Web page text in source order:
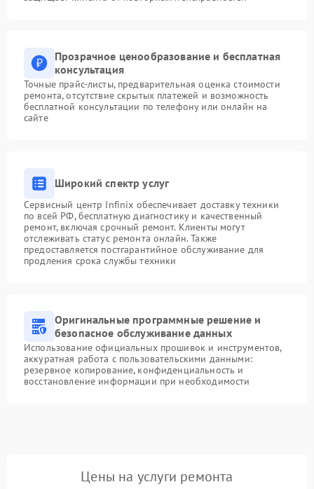
Прозрачное ценообразование и бесплатная
консультация
Точные прайс-листы, предварительная оценка стоимости
ремонта, отсутствие скрытых платежей и возможность
бесплатной консультации по телефону или онлайн на
сайте
Широкий спектр услуг
Сервисный центр Infinix обеспечивает доставку техники
по всей РФ, бесплатную диагностику и качественный
ремонт, включая срочный ремонт. Клиенты могут
отслеживать статус ремонта онлайн. Также
предоставляется постгарантийное обслуживание для
продления срока службы техники
Оригинальные программные решение и
безопасное обслуживание данных
Использование официальных прошивок и инструментов,
аккуратная работа с пользовательскими данными:
резервное копирование, конфиденциальность и
восстановление информации при необходимости
Цены на услуги ремонта